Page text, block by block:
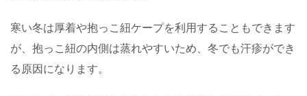
寒い冬は厚着や抱っこ紐ケープを利用することもできます
が、抱っこ紐の内側は蒸れやすいため、冬でも汗疹ができ
る原因になります。